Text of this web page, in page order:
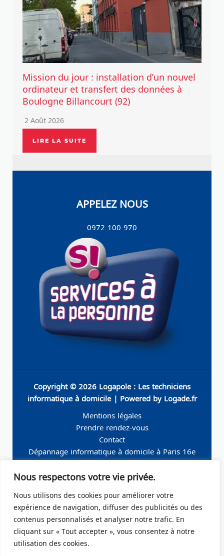
Nous respectons votre vie privée.
Nous utilisons des cookies pour améliorer votre
expérience de navigation, diffuser des publicités ou des
contenus personnalisés et analyser notre trafic. En
cliquant sur « Tout accepter », vous consentez à notre
utilisation des cookies.
Mission du jour : installation d’un nouvel
ordinateur et transfert des données à
Boulogne Billancourt (92)
2 Août 2026
LIRE LA SUITE
APPELEZ NOUS
0972 100 970
Copyright © 2026 Logapole : Les techniciens
informatique à domicile | Powered by Logade.fr
Mentions légales
Prendre rendez-vous
Contact
Dépannage informatique à domicile à Paris 16e
Seine
Perret
Dépannage informatique à domicile à Paris 19e
Dépannage informatique à domicile à Paris 17e
Dépannage informatique à domicile – Boulogne-
Billancourt 92